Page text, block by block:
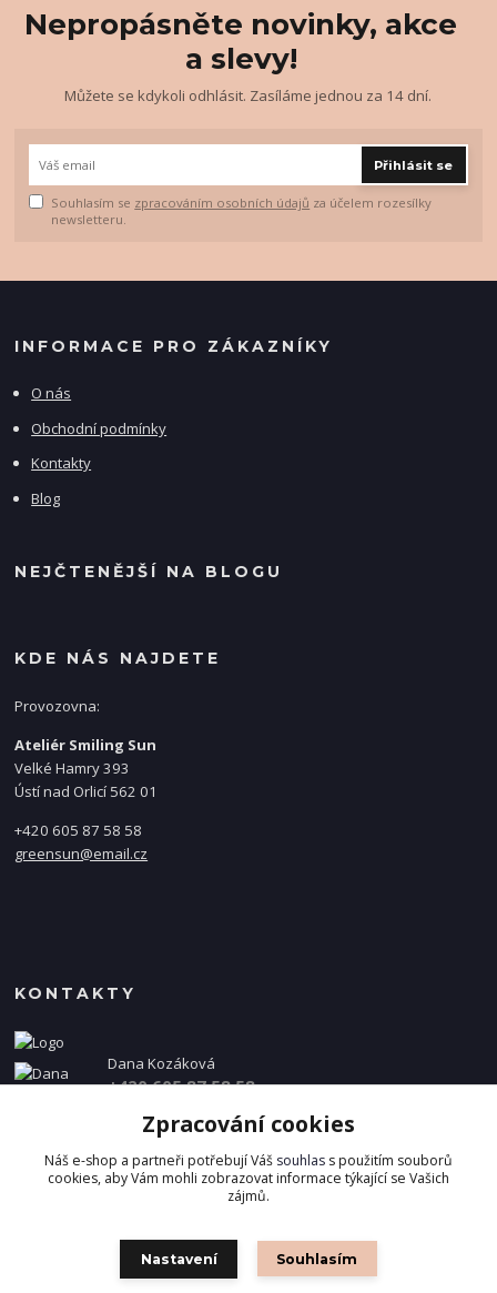
Nepropásněte novinky, akce
a slevy!
Můžete se kdykoli odhlásit. Zasíláme jednou za 14 dní.
Přihlásit se
Souhlasím se zpracováním osobních údajů za účelem rozesílky
newsletteru.
INFORMACE PRO ZÁKAZNÍKY
O nás
Obchodní podmínky
Kontakty
Blog
NEJČTENĚJŠÍ NA BLOGU
KDE NÁS NAJDETE
Provozovna:
Ateliér Smiling Sun
Velké Hamry 393
Ústí nad Orlicí 562 01
+420 605 87 58 58
greensun@email.cz
KONTAKTY
Dana Kozáková
+420 605 87 58 58
info@danakozakova.cz
Zpracování cookies
Náš e-shop a partneři potřebují Váš souhlas s použitím souborů
cookies, aby Vám mohli zobrazovat informace týkající se Vašich
zájmů.
Nastavení Souhlasím